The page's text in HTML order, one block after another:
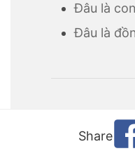
Đâu là
Đâu là
Share